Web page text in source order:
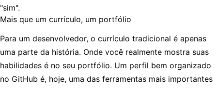
"sim".
Mais que um currículo, um portfólio
Para um desenvolvedor, o currículo tradicional é apenas
uma parte da história. Onde você realmente mostra suas
habilidades é no seu portfólio. Um perfil bem organizado
no GitHub é, hoje, uma das ferramentas mais importantes